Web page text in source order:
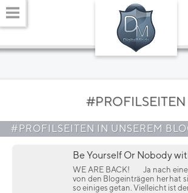
#PROFILSEITEN
#PROFILSEITEN IN UNSEREM
Be Yourself Or Nobody
WE ARE BACK!
Ja nach
von den Blogeinträgen her hat
so einiges getan. Vielleicht ist